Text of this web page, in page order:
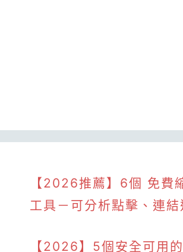
【2026推薦】6個 免費
工具－可分析點擊、連結
【2026】5個安全可用